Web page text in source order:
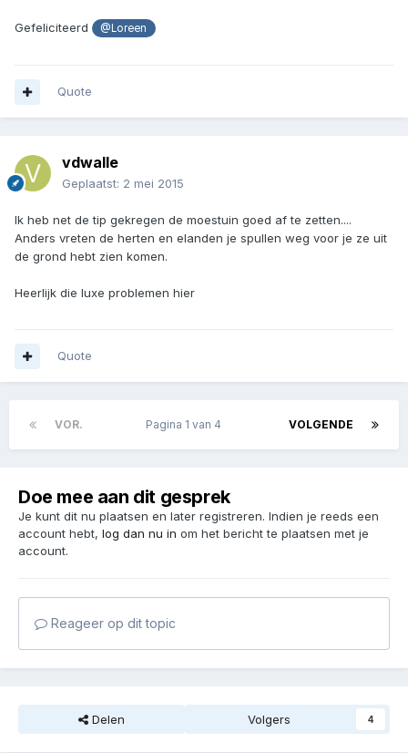
Gefeliciteerd @Loreen
Quote
vdwalle
Geplaatst: 2 mei 2015
Ik heb net de tip gekregen de moestuin goed af te zetten....
Anders vreten de herten en elanden je spullen weg voor je ze uit
de grond hebt zien komen.
Heerlijk die luxe problemen hier
Quote
VOR. VOLGENDE
Pagina 1 van 4
Doe mee aan dit gesprek
Je kunt dit nu plaatsen en later registreren. Indien je reeds een
account hebt, log dan nu in om het bericht te plaatsen met je
account.
Reageer op dit topic
Delen Volgers 4